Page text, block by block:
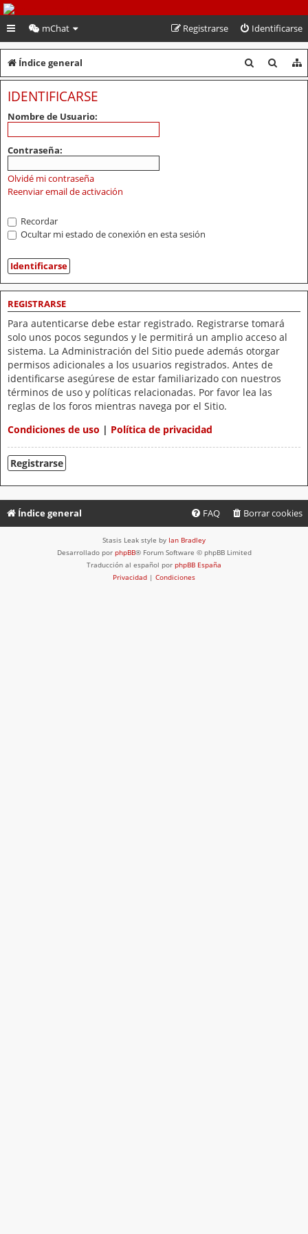
PeruVoley.com
mChat Identificarse
Registrarse
Índice general
u
u
IDENTIFICARSE
Nombre de Usuario:
Contraseña:
Olvidé mi contraseña
Reenviar email de activación
Recordar
Ocultar mi estado de conexión en esta sesión
REGISTRARSE
Para autenticarse debe estar registrado. Registrarse tomará
solo unos pocos segundos y le permitirá un amplio acceso al
sistema. La Administración del Sitio puede además otorgar
permisos adicionales a los usuarios registrados. Antes de
identificarse asegúrese de estar familiarizado con nuestros
términos de uso y políticas relacionadas. Por favor lea las
reglas de los foros mientras navega por el Sitio.
Condiciones de uso | Política de privacidad
Registrarse
Índice general Borrar cookies
FAQ
Stasis Leak style by Ian Bradley
Desarrollado por phpBB® Forum Software © phpBB Limited
Traducción al español por phpBB España
Privacidad | Condiciones